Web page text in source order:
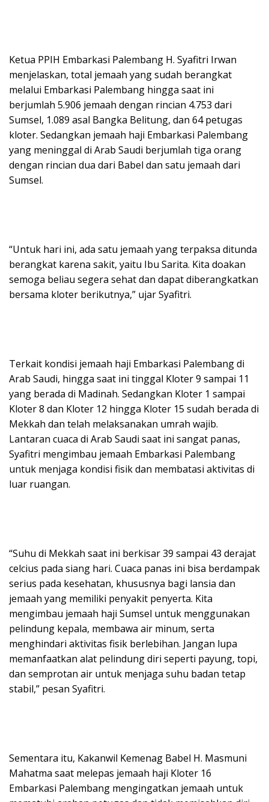
Ketua PPIH Embarkasi Palembang H. Syafitri Irwan
menjelaskan, total jemaah yang sudah berangkat
melalui Embarkasi Palembang hingga saat ini
berjumlah 5.906 jemaah dengan rincian 4.753 dari
Sumsel, 1.089 asal Bangka Belitung, dan 64 petugas
kloter. Sedangkan jemaah haji Embarkasi Palembang
yang meninggal di Arab Saudi berjumlah tiga orang
dengan rincian dua dari Babel dan satu jemaah dari
Sumsel.
“Untuk hari ini, ada satu jemaah yang terpaksa ditunda
berangkat karena sakit, yaitu Ibu Sarita. Kita doakan
semoga beliau segera sehat dan dapat diberangkatkan
bersama kloter berikutnya,” ujar Syafitri.
Terkait kondisi jemaah haji Embarkasi Palembang di
Arab Saudi, hingga saat ini tinggal Kloter 9 sampai 11
yang berada di Madinah. Sedangkan Kloter 1 sampai
Kloter 8 dan Kloter 12 hingga Kloter 15 sudah berada di
Mekkah dan telah melaksanakan umrah wajib.
Lantaran cuaca di Arab Saudi saat ini sangat panas,
Syafitri mengimbau jemaah Embarkasi Palembang
untuk menjaga kondisi fisik dan membatasi aktivitas di
luar ruangan.
“Suhu di Mekkah saat ini berkisar 39 sampai 43 derajat
celcius pada siang hari. Cuaca panas ini bisa berdampak
serius pada kesehatan, khususnya bagi lansia dan
jemaah yang memiliki penyakit penyerta. Kita
mengimbau jemaah haji Sumsel untuk menggunakan
pelindung kepala, membawa air minum, serta
menghindari aktivitas fisik berlebihan. Jangan lupa
memanfaatkan alat pelindung diri seperti payung, topi,
dan semprotan air untuk menjaga suhu badan tetap
stabil,” pesan Syafitri.
Sementara itu, Kakanwil Kemenag Babel H. Masmuni
Mahatma saat melepas jemaah haji Kloter 16
Embarkasi Palembang mengingatkan jemaah untuk